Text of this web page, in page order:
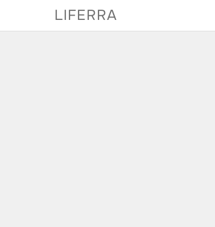
LIFERRA